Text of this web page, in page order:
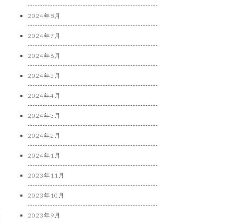
2024年8月
2024年7月
2024年6月
2024年5月
2024年4月
2024年3月
2024年2月
2024年1月
2023年11月
2023年10月
2023年9月